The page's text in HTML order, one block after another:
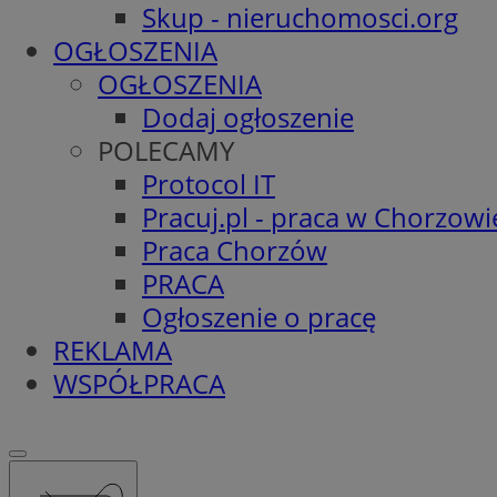
Skup - nieruchomosci.org
OGŁOSZENIA
OGŁOSZENIA
Dodaj ogłoszenie
POLECAMY
Protocol IT
Pracuj.pl - praca w
Praca Chorzów
PRACA
Ogłoszenie o pracę
REKLAMA
WSPÓŁPRACA